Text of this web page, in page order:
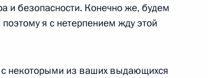
и безопасности. Конечно же, будем
я с нетерпением жду этой
некоторыми из ваших выдающихся